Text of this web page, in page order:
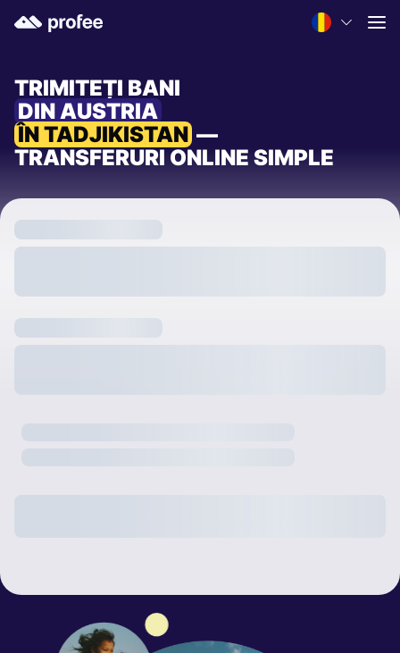
TRIMITEȚI BANI
DIN AUSTRIA
ÎN TADJIKISTAN —
TRANSFERURI ONLINE SIMPLE